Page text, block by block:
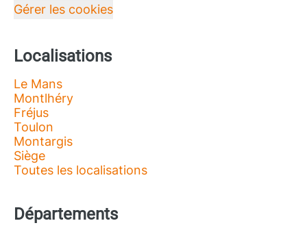
Gérer les cookies
Localisations
Le Mans
Montlhéry
Fréjus
Toulon
Montargis
Siège
Toutes les localisations
Départements